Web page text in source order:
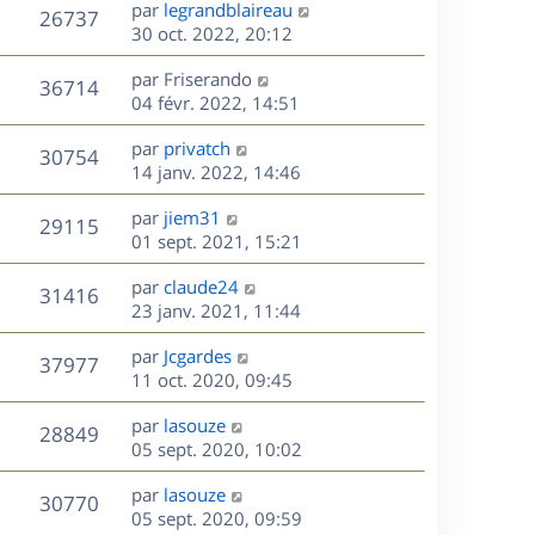
n
i
e
r
m
e
s
s
a
g
e
26737V
u
D
e
r
n
i
e
r
m
e
s
s
a
g
e
par legrandblaireau
30 oct. 2022, 20:12
36714V
u
D
e
r
n
i
e
r
m
e
s
s
a
g
e
par Friserando
04 févr. 2022, 14:51
30754V
u
D
e
r
n
i
e
r
m
e
s
s
a
g
e
par privatch
14 janv. 2022, 14:46
29115V
u
e
s
D
e
r
n
i
e
r
m
e
s
s
a
g
e
par jiem31
01 sept. 2021, 15:21
31416V
u
s
D
e
r
n
i
e
r
m
e
s
s
par claude24
23 janv. 2021, 11:44
37977V
u
s
D
e
r
n
i
e
r
m
par Jcgardes
11 oct. 2020, 09:45
28849V
u
D
e
r
n
i
par lasouze
05 sept. 2020, 10:02
30770V
D
e
par lasouze
05 sept. 2020, 09:59